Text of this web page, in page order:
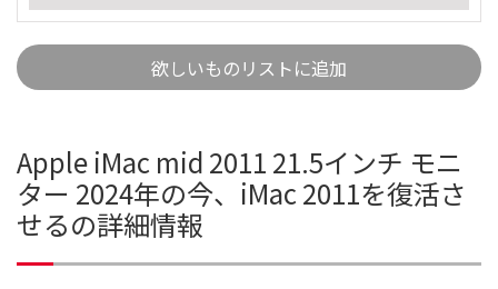
欲しいものリストに追加
Apple iMac mid 2011 21.5インチ モニ
ター 2024年の今、iMac 2011を復活さ
せるの詳細情報